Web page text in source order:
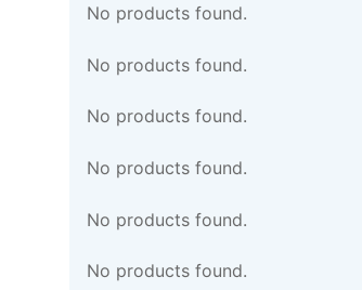
No products found.
No products found.
No products found.
No products found.
No products found.
No products found.